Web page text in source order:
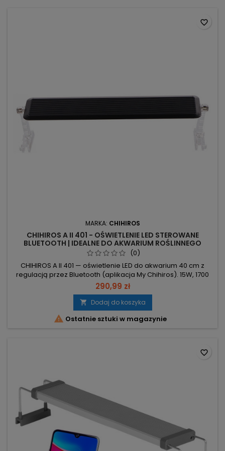
MARKA: CHIHIROS
CHIHIROS A II 401 - OŚWIETLENIE LED STEROWANE
BLUETOOTH | IDEALNE DO AKWARIUM ROŚLINNEGO
(0)
CHIHIROS A II 401 — oświetlenie LED do akwarium 40 cm z
regulacją przez Bluetooth (aplikacja My Chihiros). 15W, 1700
lm – mocne oświetlenie przy niskim zużyciu energii.
Dedykowane do akwarium 40 cm (wymiary: 38,5×7×1 cm) –
idealne dopasowanie. 40 diod LED, temperatura barwowa
8000K – optymalne spektrum dla roślin. Żywotność diod:
ponad 50 000 h;...
290,99 zł
 Dodaj do koszyka
 Ostatnie sztuki w magazynie
favorite_border
favorite_border